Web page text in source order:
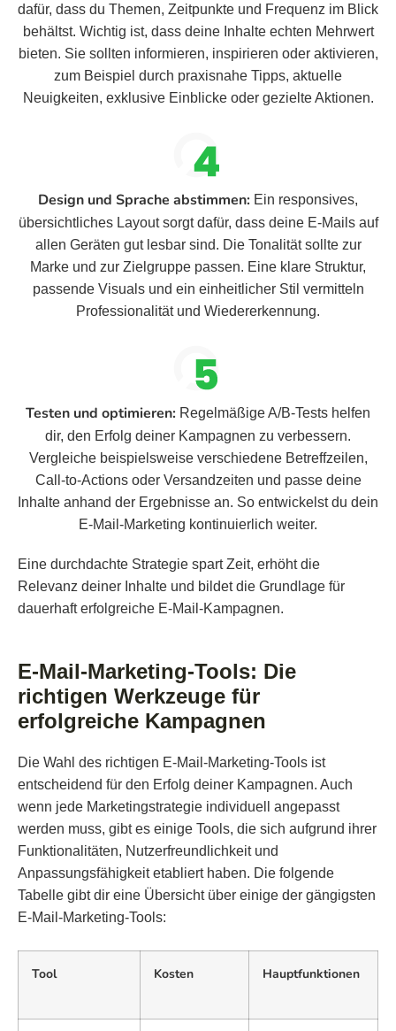
dafür, dass du Themen, Zeitpunkte und Frequenz im Blick
behältst. Wichtig ist, dass deine Inhalte echten Mehrwert
bieten. Sie sollten informieren, inspirieren oder aktivieren,
zum Beispiel durch praxisnahe Tipps, aktuelle
Neuigkeiten, exklusive Einblicke oder gezielte Aktionen.
Design und Sprache abstimmen: Ein responsives,
übersichtliches Layout sorgt dafür, dass deine E-Mails auf
allen Geräten gut lesbar sind. Die Tonalität sollte zur
Marke und zur Zielgruppe passen. Eine klare Struktur,
passende Visuals und ein einheitlicher Stil vermitteln
Professionalität und Wiedererkennung.
Testen und optimieren: Regelmäßige A/B-Tests helfen
dir, den Erfolg deiner Kampagnen zu verbessern.
Vergleiche beispielsweise verschiedene Betreffzeilen,
Call-to-Actions oder Versandzeiten und passe deine
Inhalte anhand der Ergebnisse an. So entwickelst du dein
E-Mail-Marketing kontinuierlich weiter.
Eine durchdachte Strategie spart Zeit, erhöht die
Relevanz deiner Inhalte und bildet die Grundlage für
dauerhaft erfolgreiche E-Mail-Kampagnen.
E-Mail-Marketing-Tools: Die
richtigen Werkzeuge für
erfolgreiche Kampagnen
Die Wahl des richtigen E-Mail-Marketing-Tools ist
entscheidend für den Erfolg deiner Kampagnen. Auch
wenn jede Marketingstrategie individuell angepasst
werden muss, gibt es einige Tools, die sich aufgrund ihrer
Funktionalitäten, Nutzerfreundlichkeit und
Anpassungsfähigkeit etabliert haben. Die folgende
Tabelle gibt dir eine Übersicht über einige der gängigsten
E-Mail-Marketing-Tools:
Tool Kosten Hauptfunktionen